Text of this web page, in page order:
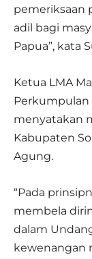
pemeriksaan
adil bagi
Papua”, kata
Ketua LMA
Perkumpulan
menyatakan
Kabupaten
Agung.
“Pada
membela
dalam
kewenangan